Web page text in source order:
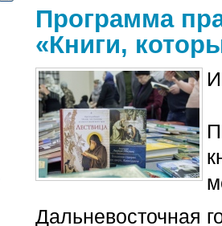
Программа
«Книги,
Дальневосточная